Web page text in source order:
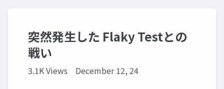
突然発生した Flaky Testとの
戦い
3.1K Views December 12, 24